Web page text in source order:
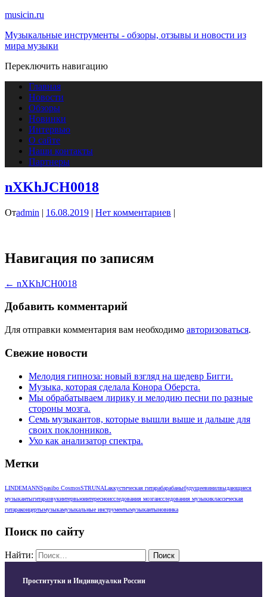
musicin.ru
Музыкальные инструменты - обзоры, отзывы и новости из
мира музыки
Переключить навигацию
Главная
Новости
Обзоры
Новинки
Интервью
О сайте
Наши контакты
Партнеры
nXKhJCH0018
Отadmin | 16.08.2019 | Нет комментариев |
Навигация по записям
← nXKhJCH0018
Добавить комментарий
Для отправки комментария вам необходимо авторизоваться.
Свежие новости
Мелодия гипноза: новый взгляд на шедевр Бигги.
Музыка, которая сделала Конора Оберста.
Мы обрабатываем лирику и мелодию песни по разные
стороны мозга.
Семь музыкантов, которые вышли выше и дальше для
своих поклонников.
Ухо как анализатор спектра.
Метки
LINDEMANNSpasibo CosmosSTRUNALаккустическая гитарабарабаныбудущеевинилвыдающиеся
музыкантыгитаразвукинтервьюинтересноисследования мозгаисследования музыкиклассическая
гитараконцертымузыкамузыкальные инструментымузыкантыновинка
Поиск по сайту
Найти:
Проститутки и Индивидуалки России